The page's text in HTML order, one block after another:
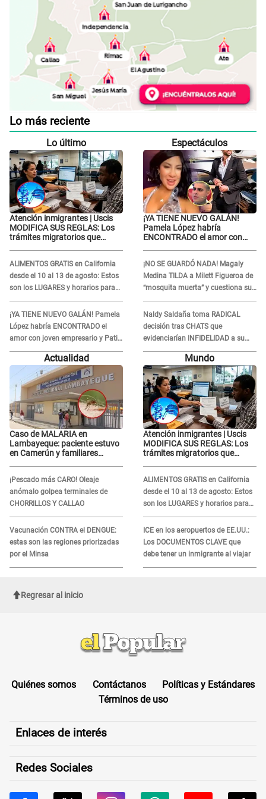
Lo más reciente
Lo último
Atención inmigrantes | Uscis
MODIFICA SUS REGLAS: Los
trámites migratorios que
ALIMENTOS GRATIS en California
desde el 10 al 13 de agosto: Estos
son los LUGARES y horarios para
recibir la ayuda
¡YA TIENE NUEVO GALÁN! Pamela
López habría ENCONTRADO el
amor con joven empresario y Pati
Lorena la ECHA en VIVO
Espectáculos
¡YA TIENE NUEVO GALÁN!
Pamela López habría
ENCONTRADO el amor con
¡NO SE GUARDÓ NADA! Magaly
Medina TILDA a Milett Figueroa de
“mosquita muerta” y cuestiona su
RECONCILIACIÓN con Marcelo
Tinelli en TV argentina
Naldy Saldaña toma RADICAL
decisión tras CHATS que
evidenciarían INFIDELIDAD a su
novio con animador de 'La Bella
Luz': "Un día..."
Actualidad
Caso de MALARIA en
Lambayeque: paciente estuvo
en Camerún y familiares
¡Pescado más CARO! Oleaje
anómalo golpea terminales de
CHORRILLOS Y CALLAO
Vacunación CONTRA el DENGUE:
estas son las regiones priorizadas
por el Minsa
Mundo
Atención inmigrantes | Uscis
MODIFICA SUS REGLAS: Los
trámites migratorios que
ALIMENTOS GRATIS en California
desde el 10 al 13 de agosto: Estos
son los LUGARES y horarios para
recibir la ayuda
ICE en los aeropuertos de EE.UU.:
Los DOCUMENTOS CLAVE que
debe tener un inmigrante al viajar
Regresar al inicio
Quiénes somos Contáctanos
Políticas y Estándares
Términos de uso
Enlaces de interés
Redes Sociales